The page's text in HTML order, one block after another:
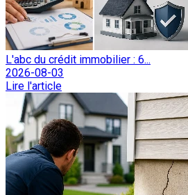
L'abc du crédit immobilier : 6...
2026-08-03
Lire l'article